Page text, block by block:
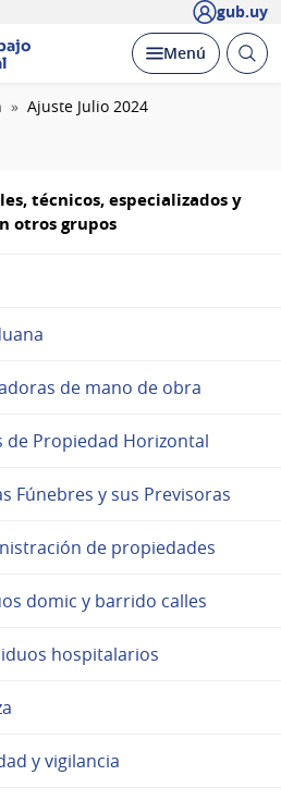
gub.uy
Desplegar
Menú Abrir
Ajuste Julio 2024
técnicos, especializados y
otros grupos
de mano de obra
de Propiedad Horizontal
Fúnebres y sus Previsoras
de propiedades
domic y barrido calles
hospitalarios
y vigilancia